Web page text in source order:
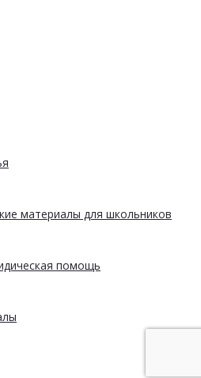
материалы для школьников
помощь